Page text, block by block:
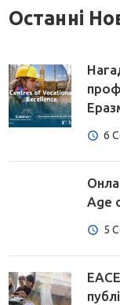
Останні
6
Age
5